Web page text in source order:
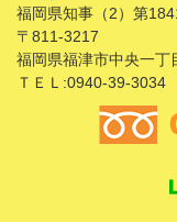
福岡県知事（2）第
〒811-3217
福岡県福津市中央一丁
ＴＥＬ:0940-39-3034